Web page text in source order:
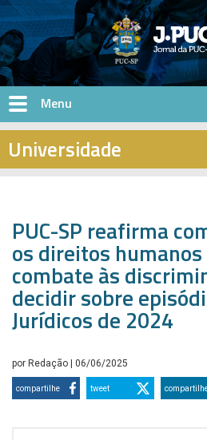
Pular para o conteúdo principal
Universidade
PUC-SP reafirma
os direitos humanos
combate às
decidir sobre
Jurídicos de 2024
por Redação | 06/06/2025
compartilhe tweet